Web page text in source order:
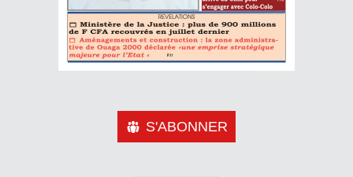
S'ABONNER